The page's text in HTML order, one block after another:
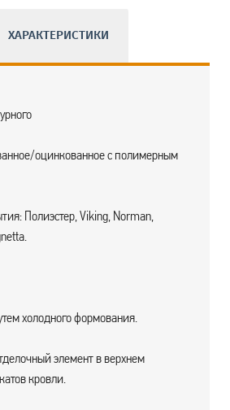
ХАРАКТЕРИСТИКИ
оцинкованное с полимерным
Полиэстер, Viking, Norman,
холодного формования.
элемент в верхнем
кровли.